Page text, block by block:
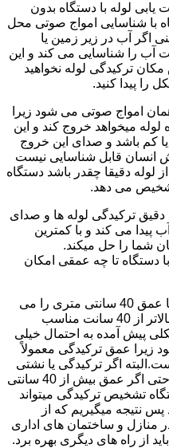
لوله با دستگاه بدون
با شناسایی امواج صوتی محل
اگر آب در زیر زمین یا
آب را شناسایی می کند و این
ترکیدگی لوله نخواهید
را پیدا کنید.
امواج صوتی می شود زیرا
میخواهد خروج کند و این
کم باشد و صدای این خروج
انسان قابل شناسایی نیست
دقیقا چقدر باشد دستگاه
می دهد.
ترکیدگی لوله ها و صدای
پیدا می کند و با کمترین
شما را حل میکند.
دستگاه تا چه عمقی امکان
دستگاه های نشت یابی لوله صوتی تا عمق 40 سانتی متری را می
توانند نشت یابی کنند و برای عمقی بالاتر از 40 سانت مناسب
پیش آمده به احتمال خیلی
زیرا عمق ترکیدگی معمولاً
از 40 سانت نیست.البته اگر ترکیدگی یا نشتی
لوله زیاد باشد و صدایی را ایجاد کند حتی اگر عمق بیش از 40 سانتی
تشخیص ترکیدگی میتواند
میگیریم که از
منازل و ساختمان های اداری
از راه های دیگری بهره برد.